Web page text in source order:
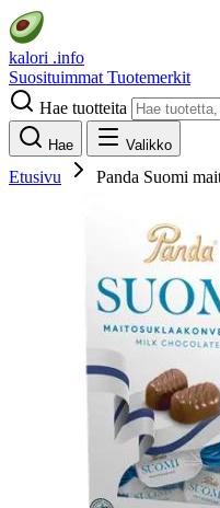
kalori .info
Suosituimmat Tuotemerkit
Hae tuotteita
Hae Valikko
Etusivu Panda Suomi